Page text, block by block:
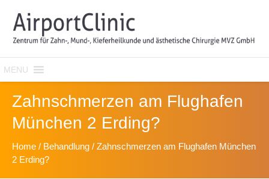
MENU
Zahnschmerzen am Flughafen
München 2 Erding?
Home / Behandlung / Zahnschmerzen am Flughafen München
2 Erding?